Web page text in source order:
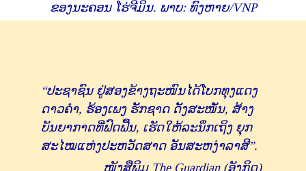
ຂອງນະຄອນ ​ໂຮ່ຈີ​ມິນ. ພາບ: ທົງຫາຍ/VNP
“ປະຊາຊົນ ຢູ່ສອງຂ້າງຖະໜົນໄດ້ໂບກທຸງແດງ
ດາວຄໍາ, ຮ້ອງເພງ ຮັກຊາດ ດັງສະໜັ່ນ, ສ້າງ
ບັນຍາກາດທີ່ຟົດຟື້ນ, ເຮັດໃຫ້ລະນຶກເຖິງ ຍຸກ
ສະໄໝແຫ່ງປະຫວັດສາດ ອັນສະຫງ່າລາສີ”.
ໜັງສືພິມ The Guardian (ອັງກິດ)